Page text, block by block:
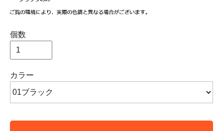
個数
カラー